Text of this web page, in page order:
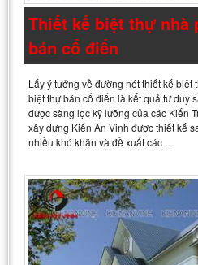
Thiết kế biệt thự nhà
bán cổ điển
Lấy ý tưởng về đường nét thiết kế biệt
biệt thự bán cổ điển là kết quả tư duy
được sàng lọc kỹ lưỡng của các Kiến
xây dựng Kiến An Vinh được thiết kế
nhiều khó khăn và đề xuất các …